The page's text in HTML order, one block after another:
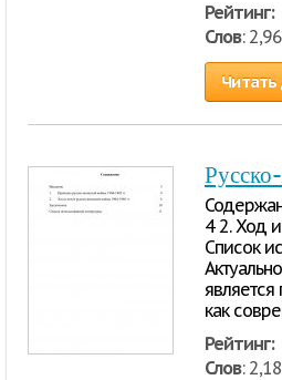
Рейтинг:
Слов:
Читать
4 2. Ход
Список
как
Рейтинг:
Слов: